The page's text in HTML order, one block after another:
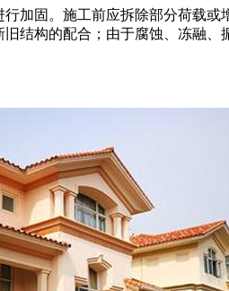
加固。施工前应拆除部分荷载
结构的配合；由于腐蚀、冻融